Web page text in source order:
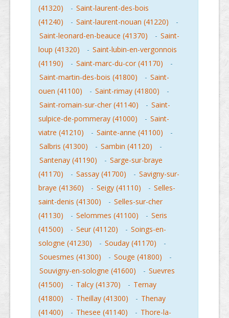
(41320)
- Saint-laurent-des-bois
(41240)
- Saint-laurent-nouan (41220)
-
Saint-leonard-en-beauce (41370)
- Saint-
loup (41320)
- Saint-lubin-en-vergonnois
(41190)
- Saint-marc-du-cor (41170)
-
Saint-martin-des-bois (41800)
- Saint-
ouen (41100)
- Saint-rimay (41800)
-
Saint-romain-sur-cher (41140)
- Saint-
sulpice-de-pommeray (41000)
- Saint-
viatre (41210)
- Sainte-anne (41100)
-
Salbris (41300)
- Sambin (41120)
-
Santenay (41190)
- Sarge-sur-braye
(41170)
- Sassay (41700) - Savigny-sur-
braye (41360)
- Seigy (41110) - Selles-
saint-denis (41300)
- Selles-sur-cher
(41130)
- Selommes (41100) - Seris
(41500)
- Seur (41120) - Soings-en-
sologne (41230)
- Souday (41170)
-
Souesmes (41300)
- Souge (41800)
-
Souvigny-en-sologne (41600)
- Suevres
(41500)
- Talcy (41370) - Ternay
(41800)
- Theillay (41300) - Thenay
(41400)
- Thesee (41140) - Thore-la-